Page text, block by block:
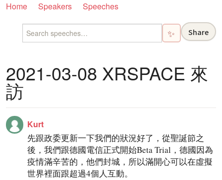
Home Speakers Speeches
✨ Share
2021-03-08 XRSPACE 來
訪
Kurt
先跟政委更新一下我們的狀況好了，從聖誕節之
後，我們跟德國電信正式開始Beta Trial，德國因為
疫情滿辛苦的，他們封城，所以滿開心可以在虛擬
世界裡面跟超過4個人互動。